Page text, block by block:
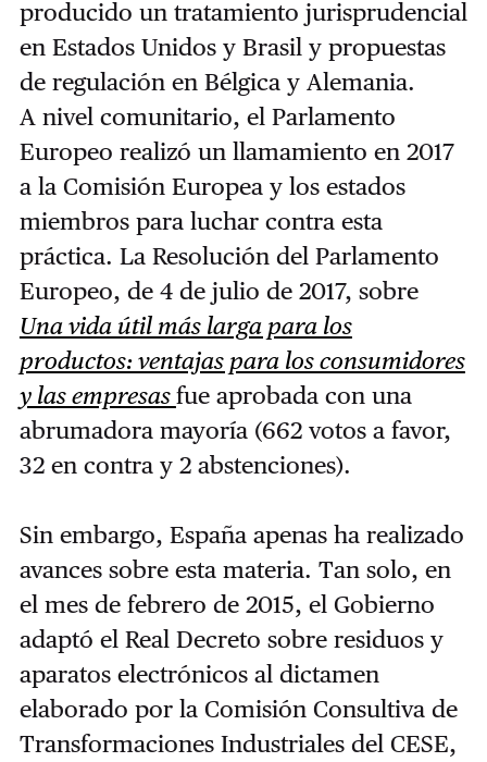
producido un tratamiento jurisprudencial
en Estados Unidos y Brasil y propuestas
de regulación en Bélgica y Alemania.
A nivel comunitario, el Parlamento
Europeo realizó un llamamiento en 2017
a la Comisión Europea y los estados
miembros para luchar contra esta
práctica. La Resolución del Parlamento
Europeo, de 4 de julio de 2017, sobre
Una vida útil más larga para los
productos: ventajas para los consumidores
y las empresasfue aprobada con una
abrumadora mayoría (662 votos a favor,
32 en contra y 2 abstenciones).
Sin embargo, España apenas ha realizado
avances sobre esta materia. Tan solo, en
el mes de febrero de 2015, el Gobierno
adaptó el Real Decreto sobre residuos y
aparatos electrónicos al dictamen
elaborado por la Comisión Consultiva de
Transformaciones Industriales del CESE,